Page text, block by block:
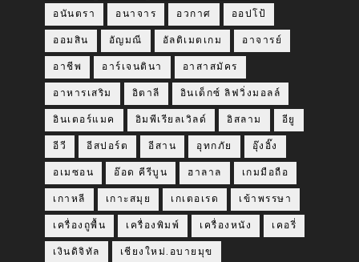
อนันตรา อนาจาร อวกาศ ออปโป้
ออมสิน อัญมณี อัลติเมตเกม อาจารย์
อาชีพ อาร์เจนตินา อาสาสมัคร
อาหารเสริม อิตาลี อินเด็กซ์ ลิฟวิ่งมอลล์
อินเตอร์แมค อิมพีเรียลเวิลด์ อิสลาม อียู
อีวี อีสปอร์ต อีสาน อุทกภัย อุ๊งอิ๊ง
อเมซอน อ๊อด คีรีบูน ฮาลาล เกมมือถือ
เกาหลี เกาะสมุย เกเตอเรด เข้าพรรษา
เครื่องถูพื้น เครื่องพิมพ์ เครื่องหนัง เคอรี่
เงินดิจิทัล เชียงใหม่.อบายมุข